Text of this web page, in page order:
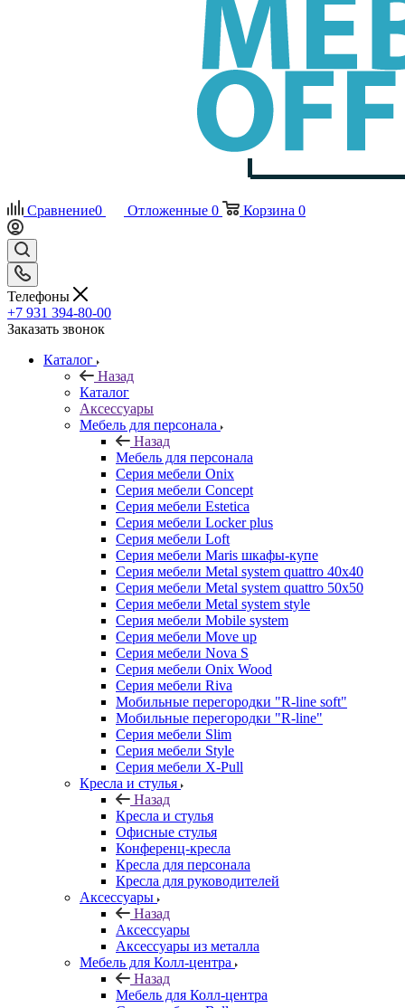
Сравнение0 Отложенные 0 Корзина 0
Телефоны
+7 931 394-80-00
Заказать звонок
Каталог
Назад
Каталог
Аксессуары
Мебель для персонала
Назад
Мебель для персонала
Серия мебели Onix
Серия мебели Concept
Серия мебели Estetica
Серия мебели Locker plus
Серия мебели Loft
Серия мебели Maris шкафы-купе
Серия мебели Metal system quattro 40x40
Серия мебели Metal system quattro 50x50
Серия мебели Metal system style
Серия мебели Mobile system
Серия мебели Move up
Серия мебели Nova S
Серия мебели Onix Wood
Серия мебели Riva
Мобильные перегородки "R-line soft"
Мобильные перегородки "R-line"
Серия мебели Slim
Серия мебели Style
Серия мебели X-Pull
Кресла и стулья
Назад
Кресла и стулья
Офисные стулья
Конференц-кресла
Кресла для персонала
Кресла для руководителей
Аксессуары
Назад
Аксессуары
Аксессуары из металла
Мебель для Колл-центра
Назад
Мебель для Колл-центра